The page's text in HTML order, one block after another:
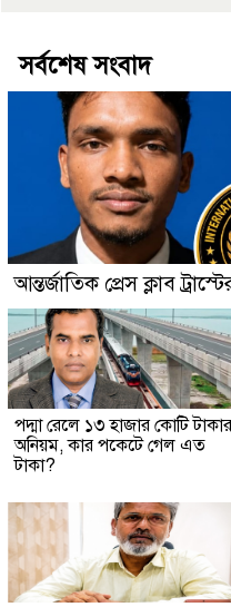
সর্বশেষ সংবাদ
আন্তর্জাতিক প্রেস ক্লাব
পদ্মা রেলে ১৩ হাজার কোটি টাকার
অনিয়ম, কার পকেটে গেল এত
টাকা?